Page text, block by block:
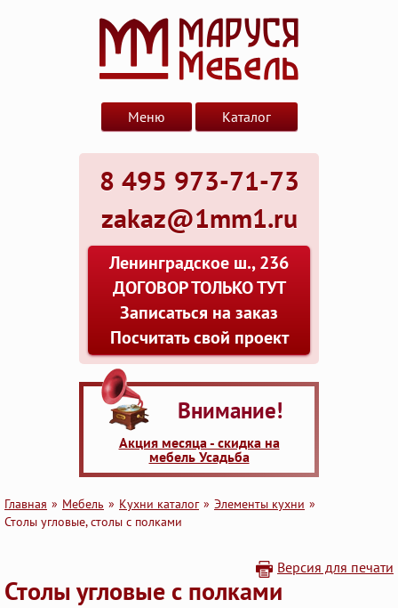
8 495 973-71-73
zakaz@1mm1.ru
Ленинградское ш., 236
ДОГОВОР ТОЛЬКО ТУТ
Записаться на заказ
Посчитать свой проект
Меню Каталог
Внимание!
Акция месяца - скидка на
мебель Усадьба
Главная Мебель Кухни каталог
Элементы кухни
Столы угловые, столы с полками
Версия для печати
Столы угловые с полками